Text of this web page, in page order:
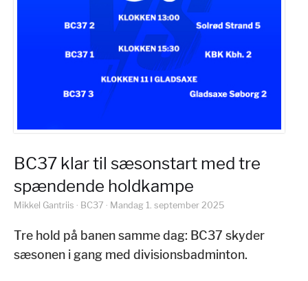
BC37 klar til sæsonstart med tre
spændende holdkampe
Mikkel Gantriis · BC37 · Mandag 1. september 2025
Tre hold på banen samme dag: BC37 skyder
sæsonen i gang med divisionsbadminton.